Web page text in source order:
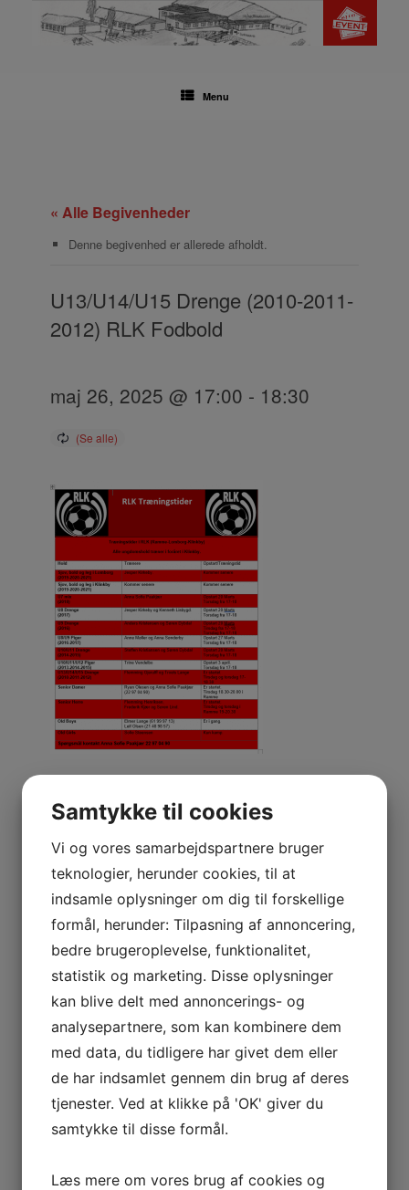
Menu
« Alle Begivenheder
Denne begivenhed er allerede afholdt.
U13/U14/U15 Drenge (2010-2011-
2012) RLK Fodbold
maj 26, 2025 @ 17:00 - 18:30
DETALJER
Dato:
maj 26, 2025
17:00 - 18:30
STED
Stadion
Nejrupvej 2, 7620 Lemvig
Lemvig, 7620 Danmark + Google Maps
Telefon:
ARRANGØR
Klinkby
Idrætsforening
Samtykke til cookies
Vi og vores samarbejdspartnere bruger
teknologier, herunder cookies, til at
indsamle oplysninger om dig til forskellige
formål, herunder: Tilpasning af annoncering,
bedre brugeroplevelse, funktionalitet,
statistik og marketing. Disse oplysninger
kan blive delt med annoncerings- og
analysepartnere, som kan kombinere dem
med data, du tidligere har givet dem eller
de har indsamlet gennem din brug af deres
tjenester. Ved at klikke på 'OK' giver du
samtykke til disse formål.
Læs mere om vores brug af cookies og